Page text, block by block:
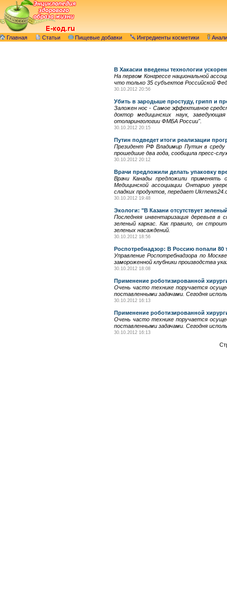
Главная Статьи Пищевые добавки Ингредиенты косметики
В Хакасии введены технологии
На первом Конгрессе национальной
что только 35 субъектов Российской
30.10.2012 20:56
Убить в зародыше простуду, грипп и
Заложен нос - Самое эффективное
доктор медицинских наук,
отоларингологии ФМБА России".
30.10.2012 20:15
Путин подведет итоги реализации
Президент РФ Владимир Путин в среду
прошедшие два года, сообщила пресс-
30.10.2012 20:12
Врачи предложили делать упаковку
Врачи Канады предложили применять
Медицинской ассоциации Онтарио
сладких продуктов, передает
30.10.2012 19:48
Экологи: "В Казани отсутствует
Последняя инвентаризация деревьев
зеленый каркас. Как правило, он
зеленых насаждений.
30.10.2012 18:56
Роспотребнадзор: В Россию попали 80
Управление Роспотребнадзора по
замороженной клубники производства
30.10.2012 18:08
Применение роботизированной
Очень часто технике поручается
поставленными задачами. Сегодня
30.10.2012 16:13
Применение роботизированной
Очень часто технике поручается
поставленными задачами. Сегодня
30.10.2012 16:13